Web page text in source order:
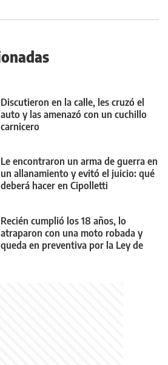
Discutieron en la calle, les cruzó el
auto y las amenazó con un cuchillo
carnicero
Le encontraron un arma de guerra en
un allanamiento y evitó el juicio: qué
deberá hacer en Cipolletti
Recién cumplió los 18 años, lo
atraparon con una moto robada y
queda en preventiva por la Ley de